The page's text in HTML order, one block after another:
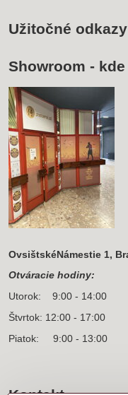
Užitočné odkazy
Showroom -
OvsištskéNámestie 1,
Otváracie hodiny:
Utorok: 9:00 - 14:00
Štvrtok: 12:00 - 17:00
Piatok: 9:00 - 13:00